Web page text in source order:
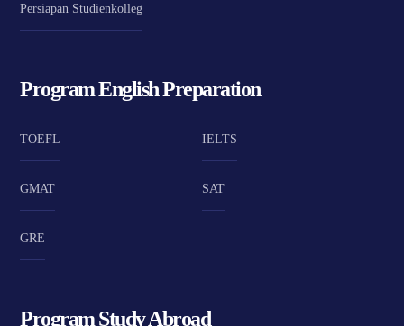
Persiapan Studienkolleg
Program English Preparation
TOEFL IELTS
GMAT SAT
GRE
Program Study Abroad